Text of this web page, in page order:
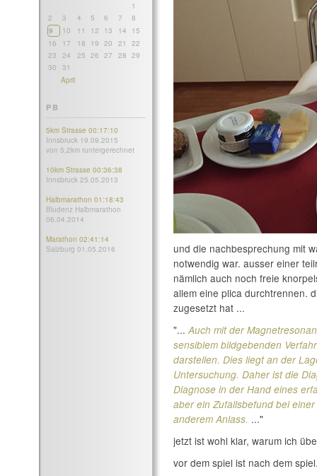
1
2
3 4 5 6 7
8
9
10 11 12 13 14
15
16
17 18 19 20 21
22
23
24 25 26 27 28 29
30
31
April
PB
5km Strasse 00:17:10
Innsbruck 19.09.2015
von 5,2km runtergerechnet
10km Strasse 00:36:38
Innsbruck 25.05.2013
Halbmarathon 01:18:43
Bludenz Halbmarathon
06.04.2014
Marathon 02:41:14
Salzburg 01.05.2016
und die nachbesprechung mit
notwendig war. ausser einer
nämlich auch noch freie
allem eine plica durchtrennen.
zugesetzt hat ...
"... Auch mit der
sensiblem bildgebenden
darstellen. Dies liegt an der
Untersuchung. Daher ist die
Diagnose in der Hand eines
aber ein Zufallsbefund bei
anderem Anlass. ..."
jetzt ist wohl klar, warum ich
vor dem spiel ist nach dem